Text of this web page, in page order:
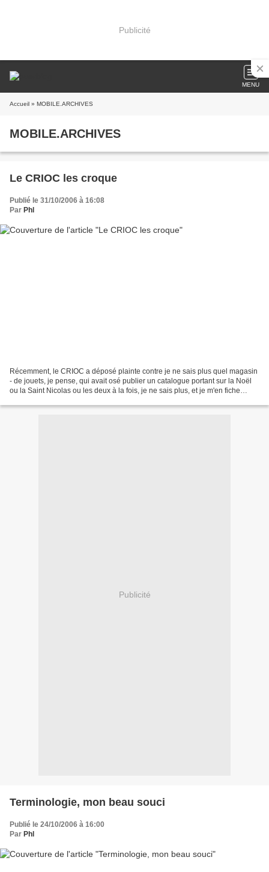
Publicité
MENU
Accueil » MOBILE.ARCHIVES
MOBILE.ARCHIVES
Le CRIOC les croque
Publié le 31/10/2006 à 16:08
Par Phl
Récemment, le CRIOC a déposé plainte contre je ne sais plus quel magasin
- de jouets, je pense, qui avait osé publier un catalogue portant sur la Noël
ou la Saint Nicolas ou les deux à la fois, je ne sais plus, et je m'en fiche
Publicité
Terminologie, mon beau souci
Publié le 24/10/2006 à 16:00
Par Phl